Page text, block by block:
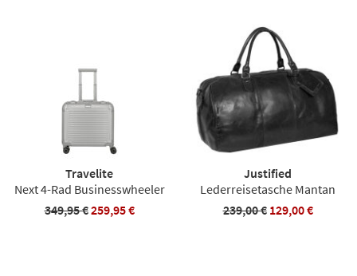
Travelite
Next 4-Rad Businesswheeler
349,95 €259,95 €
Justified
Lederreisetasche Mantan
239,00 € 129,00 €